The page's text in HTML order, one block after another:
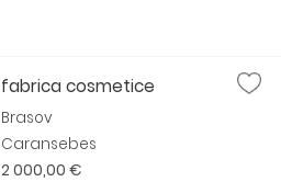
fabrica cosmetice
Brasov
Caransebes
2 000,00 €